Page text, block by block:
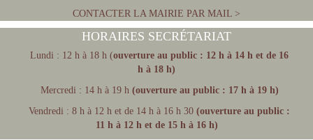
CONTACTER LA MAIRIE PAR MAIL >
HORAIRES SECRÉTARIAT
Lundi : 12 h à 18 h (ouverture au public : 12 h à 14 h et de 16
h à 18 h)
Mercredi : 14 h à 19 h(ouverture au public : 17 h à 19 h)
Vendredi : 8 h à 12 h et de 14 h à 16 h 30 (ouverture au public :
11 h à 12 h et de 15 h à 16 h)